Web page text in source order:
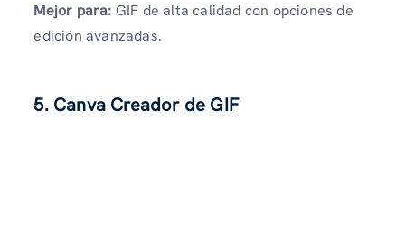
Mejor para: GIF de alta calidad con opciones de
edición avanzadas.
5. Canva Creador de GIF